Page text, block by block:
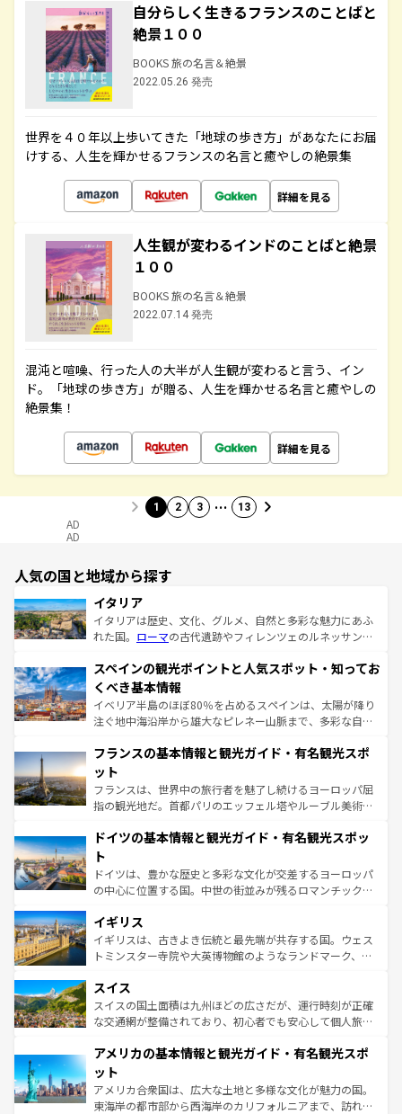
自分らしく生きるフランスのことばと
絶景１００
BOOKS 旅の名言＆絶景
2022.05.26 発売
世界を４０年以上歩いてきた「地球の歩き方」があなたにお届
けする、人生を輝かせるフランスの名言と癒やしの絶景集
詳細を見る
人生観が変わるインドのことばと絶景
１００
BOOKS 旅の名言＆絶景
2022.07.14 発売
混沌と喧噪、行った人の大半が人生観が変わると言う、イン
ド。「地球の歩き方」が贈る、人生を輝かせる名言と癒やしの
絶景集！
詳細を見る
1 2 3 … 13
AD
AD
人気の国と地域から探す
イタリア
イタリアは歴史、文化、グルメ、自然と多彩な魅力にあふ
れた国。 ローマの古代遺跡やフィレンツェのルネッサンス
ろん、トスカーナの美しい田園風景やアマルフィ海岸の絶
景など、自然景観も見逃せない。観光の合間には、本場の
ピザやパスタなど、絶品のイタリア料理を堪能することも
できる。朝目覚めてから夜眠るまで、すべての瞬間を楽し
なお、新着のイタリア情報はコンテンツ一覧を参照してほ
しい。
スペインの観光ポイントと人気スポット・知ってお
くべき基本情報
イベリア半島のほぼ80％を占めるスペインは、太陽が降り
注ぐ地中海沿岸から雄大なピレネー山脈まで、多彩な自然
文化が根付くこの国では、情熱的なフラメンコ、熱気あふ
れる闘牛、そして美味しいタパスが生活の一部となってい
る。首都マドリードの洗練された雰囲気や、バルセロナの
アートに溢れた街角から、地方では古代ローマ遺跡や中世
せる。地方によって風土や気候が異なるスペインはその個
ンテンツ一覧 を参照してほしい。
フランスの基本情報と観光ガイド・有名観光スポ
ット
フランスは、世界中の旅行者を魅了し続けるヨーロッパ屈
指の観光地だ。首都パリのエッフェル塔やルーブル美術館
で、幅広い魅力が詰まっている。華麗な宮殿、歴史的な大
聖堂、美しいビーチ、そして豊かな自然が、訪れる者を心
から魅了する。また、フランスは美食の国としても知ら
れ、フランス料理はユネスコ無形文化遺産にも登録されて
香り高いラベンダー畑など、多彩な楽しみ方が可能だ。さ
らに、パリ以外の地域にも魅力が溢れており、どの街角に
も豊かな歴史と文化が息づいている。パリ以外の個性あふ
を参照してほしい。
ドイツの基本情報と観光ガイド・有名観光スポッ
ト
ドイツは、豊かな歴史と多彩な文化が交差するヨーロッパ
の中心に位置する国。中世の街並みが残るロマンチック街
顔を持つこの国は、どこを歩いても飽きることがない。ベ
ルリンの文化的活気、バイエルン州のアルプスの絶景、そ
してライン川沿いのワイン畑といった風景は必見。ビール
は、お酒好きな人にはぜひ体験してほしい。 なお、新着の
ドイツ情報はコンテンツ一覧を参照してほしい。
イギリス
イギリスは、古きよき伝統と最先端が共存する国。ウェス
トミンスター寺院や大英博物館のようなランドマーク、歴
リアごとに異なる魅力がある。また、優雅なアフタヌーン
ティー、ビール好きにはたまらない英国パブ、サッカー観
戦など、本場だからこそできる体験も豊富。イギリスを旅
ンツ一覧を参照してほしい。
スイス
スイスの国土面積は九州ほどの広さだが、運行時刻が正確
な交通網が整備されており、初心者でも安心して個人旅行
の建物がそのまま残る町や、スイスならではのユニークな
博物館もあり、アルプス観光だけでなく町歩きも満喫する
ことができる。国民の所得が高いため物価も高いが、旅行
者向けの交通パス提供のサービスもあり、うまく活用すれ
アメリカの基本情報と観光ガイド・有名観光スポ
ット
アメリカ合衆国は、広大な土地と多様な文化が魅力の国。
東海岸の都市部から西海岸のカリフォルニアまで、訪れる